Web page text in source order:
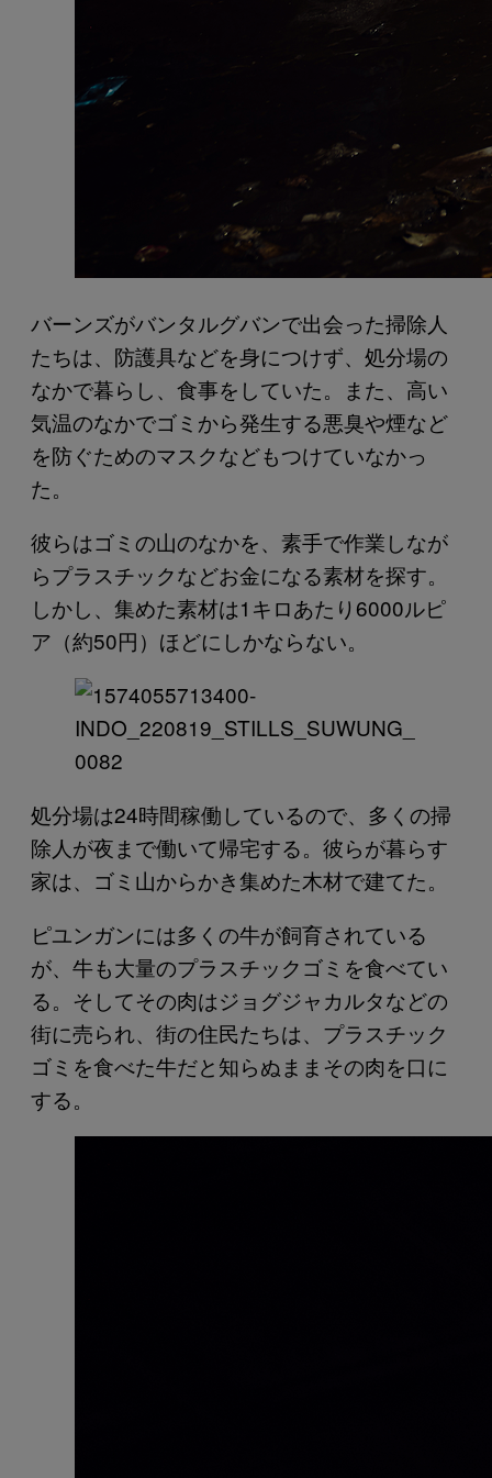
バーンズがバンタルグバンで出会った掃除人
たちは、防護具などを身につけず、処分場の
なかで暮らし、食事をしていた。また、高い
気温のなかでゴミから発生する悪臭や煙など
を防ぐためのマスクなどもつけていなかっ
た。
彼らはゴミの山のなかを、素手で作業しなが
らプラスチックなどお金になる素材を探す。
しかし、集めた素材は1キロあたり6000ルピ
ア（約50円）ほどにしかならない。
処分場は24時間稼働しているので、多くの掃
除人が夜まで働いて帰宅する。彼らが暮らす
家は、ゴミ山からかき集めた木材で建てた。
ピユンガンには多くの牛が飼育されている
が、牛も大量のプラスチックゴミを食べてい
る。そしてその肉はジョグジャカルタなどの
街に売られ、街の住民たちは、プラスチック
ゴミを食べた牛だと知らぬままその肉を口に
する。